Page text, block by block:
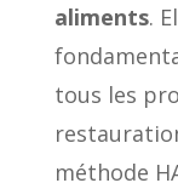
aliments.
tous les
méthode